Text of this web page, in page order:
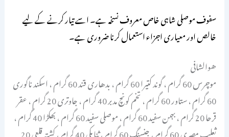
سفوف موصلی شاہی خاص معروف نسخہ ہے۔ اسے تیار کرنے کے لیے
خالص اور معیاری اجزاء استعمال کرنا ضروری ہے۔
ھوالشافی
موچرس 60 گرام ، گوند کتیرا 60 گرام ، بدھاری قند 60 گرام ، اسکند ناگوری
60 گرام ، ستاور 60 گرام ، تخم کونچ مدبر 40 گرام ، جاوتری 20 گرام ، عقر
قرحا 20 گرام ، بہمن سفید 60 گرام ، موصلی سفید 60 گرام ، بھکڑا 40 گرام ،
ثعلب مصری 60 گرام ، جنسنگ 60 گرام ، ثنا مکی 40 گرام ، کشتہ قلعی 20